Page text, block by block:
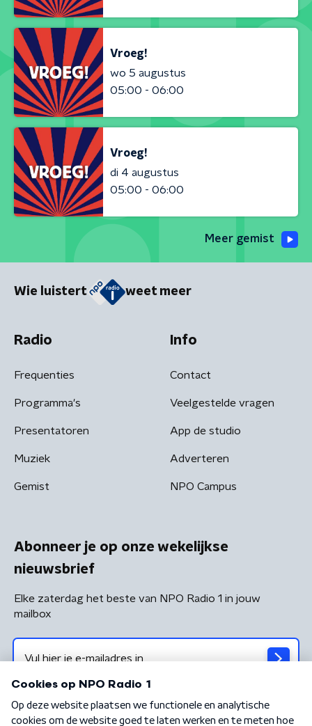
Vroeg!
wo 5 augustus
05:00 - 06:00
Vroeg!
di 4 augustus
05:00 - 06:00
Meer gemist
Wie luistert weet meer
Radio
Frequenties
Programma's
Presentatoren
Muziek
Gemist
Info
Contact
Veelgestelde vragen
App de studio
Adverteren
NPO Campus
Abonneer je op onze wekelijkse
nieuwsbrief
Elke zaterdag het beste van NPO Radio 1 in jouw
mailbox